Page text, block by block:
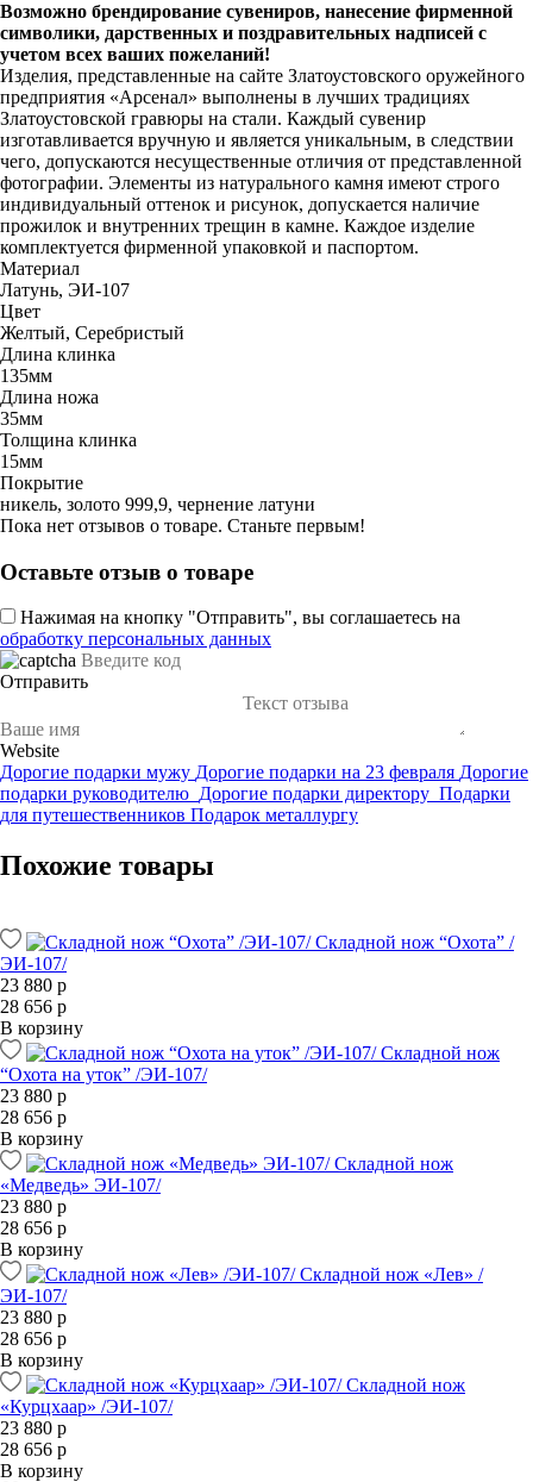
Возможно брендирование сувениров, нанесение фирменной
символики, дарственных и поздравительных надписей с
учетом всех ваших пожеланий!
Изделия, представленные на сайте Златоустовского оружейного
предприятия «Арсенал» выполнены в лучших традициях
Златоустовской гравюры на стали. Каждый сувенир
изготавливается вручную и является уникальным, в следствии
чего, допускаются несущественные отличия от представленной
фотографии. Элементы из натурального камня имеют строго
индивидуальный оттенок и рисунок, допускается наличие
прожилок и внутренних трещин в камне. Каждое изделие
комплектуется фирменной упаковкой и паспортом.
Материал
Латунь, ЭИ-107
Цвет
Желтый, Серебристый
Длина клинка
135мм
Длина ножа
35мм
Толщина клинка
15мм
Покрытие
никель, золото 999,9, чернение латуни
Пока нет отзывов о товаре. Станьте первым!
Оставьте отзыв о товаре
Нажимая на кнопку "Отправить", вы соглашаетесь на
обработку персональных данных
Отправить
Website
Дорогие подарки мужу Дорогие подарки на 23 февраля Дорогие
подарки руководителю Дорогие подарки директору Подарки
для путешественников Подарок металлургу
Похожие товары
Складной нож “Охота” /
ЭИ-107/
23 880 р
28 656 р
В корзину
Складной нож
“Охота на уток” /ЭИ-107/
23 880 р
28 656 р
В корзину
Складной нож
«Медведь» ЭИ-107/
23 880 р
28 656 р
В корзину
Складной нож «Лев» /
ЭИ-107/
23 880 р
28 656 р
В корзину
Складной нож
«Курцхаар» /ЭИ-107/
23 880 р
28 656 р
В корзину